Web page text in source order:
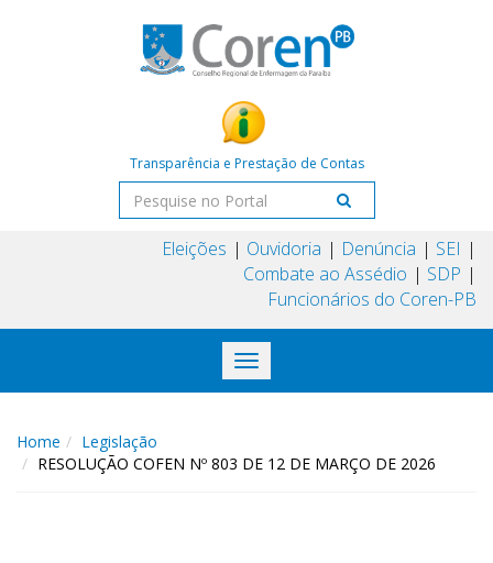
Transparência e Prestação de Contas
Eleições Ouvidoria Denúncia
SEI
Combate ao Assédio
SDP
Funcionários do Coren-PB
Toggle
navigation
Home
Legislação
RESOLUÇÃO COFEN Nº 803 DE 12 DE MARÇO DE 2026